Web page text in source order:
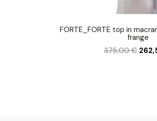
FORTE_FORTE top in
frange
375,00€